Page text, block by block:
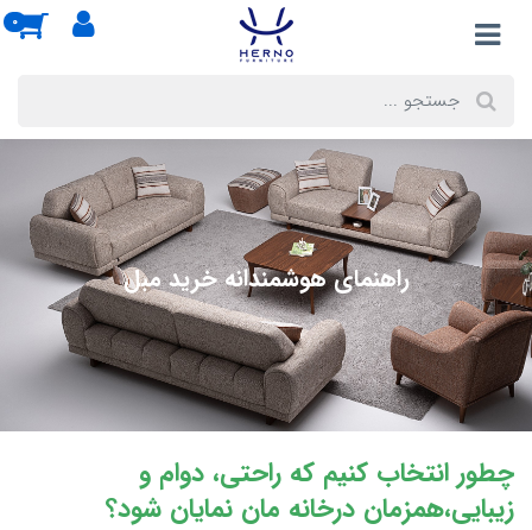
0
راهنماى هوشمندانه خريد مبل
چطور انتخاب كنيم كه راحتى، دوام و
زيبايى،همزمان درخانه مان نمايان شود؟